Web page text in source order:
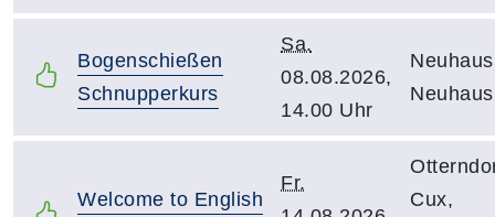
Bogenschießen
Schnupperkurs
Sa.
08.08.2026,
14.00 Uhr
Welcome to English
Fr.
Cux,